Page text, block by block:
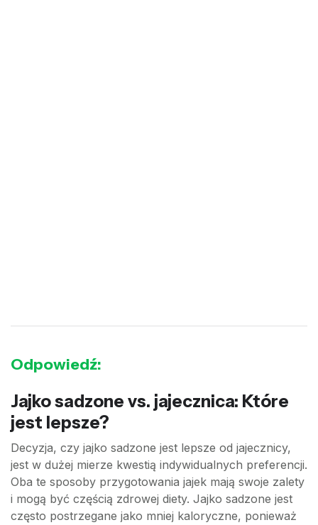
Odpowiedź:
Jajko sadzone vs. jajecznica: Które
jest lepsze?
Decyzja, czy jajko sadzone jest lepsze od jajecznicy,
jest w dużej mierze kwestią indywidualnych preferencji.
Oba te sposoby przygotowania jajek mają swoje zalety
i mogą być częścią zdrowej diety. Jajko sadzone jest
często postrzegane jako mniej kaloryczne, ponieważ